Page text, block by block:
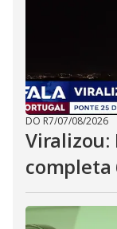
DO R7/07/08/2026
Viralizou:
completa